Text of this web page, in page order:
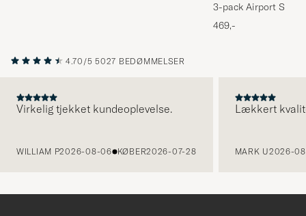
3-pack Airport
Melange
469,-
4.70/5 5027 BEDØMMELSER
Virkelig tjekket kundeoplevelse.
WILLIAM P2026-08-06 KØBER2026-07-28
Lækkert
MARK U2026-